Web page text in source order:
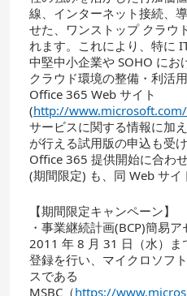
線、インターネット接続、
せた、ワンストップ クラウ
れます。これにより、特に
中堅中小企業や SOHO に
クラウド環境の整備・利活
Office 365 Web サイト
(http://
サービスに関する情報に加
が行える試用版の申込も受
Office 365 提供開始に合わ
(期間限定) も、同 Web サイ
【期間限定キャンペーン】
・事業継続計画(BCP)簡易ア
2011 年 8 月 31 日（水）
登録を行い、マイクロソフ
スである
MSBC（https://